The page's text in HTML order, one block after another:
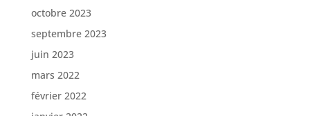
octobre 2023
septembre 2023
juin 2023
mars 2022
février 2022